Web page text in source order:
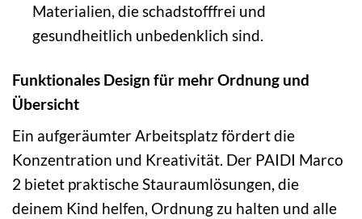
Materialien, die schadstofffrei und
gesundheitlich unbedenklich sind.
Funktionales Design für mehr Ordnung und
Übersicht
Ein aufgeräumter Arbeitsplatz fördert die
Konzentration und Kreativität. Der PAIDI Marco
2 bietet praktische Stauraumlösungen, die
deinem Kind helfen, Ordnung zu halten und alle